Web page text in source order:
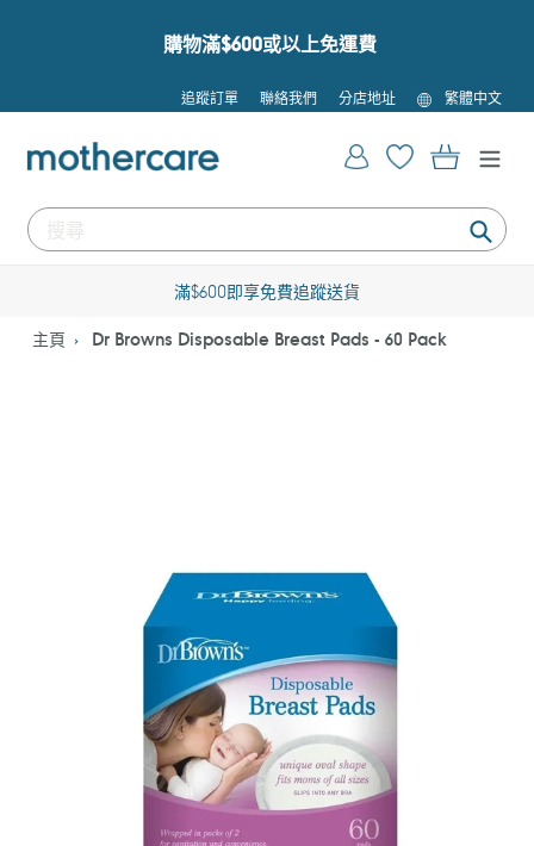
購物滿$600或以上免運費
追蹤訂單 聯絡我們 分店地址
語
言
繁體中文
提
登入 購物車
滿$600即享免費追蹤送貨
主頁 Dr Browns Disposable Breast Pads - 60 Pack